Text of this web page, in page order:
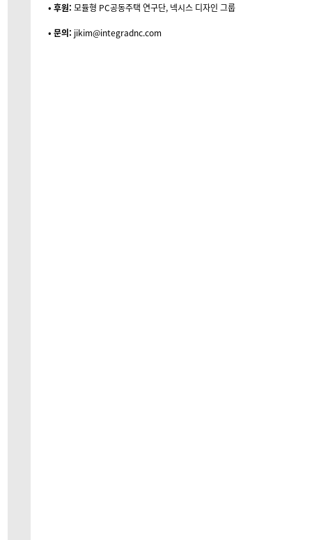
• 후원: 모듈형 PC공동주택 연구단, 넥시스 디자인 그룹
• 문의: jikim@integradnc.com